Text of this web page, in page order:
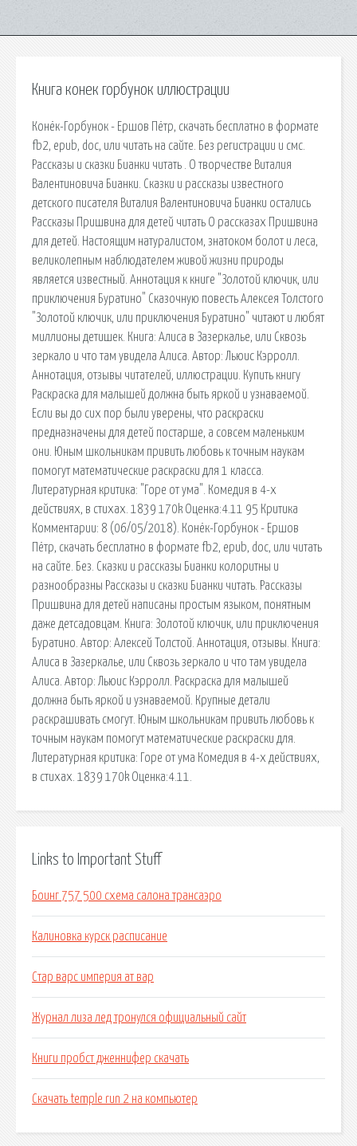
Книга конек горбунок иллюстрации
Конёк-Горбунок - Ершов Пётр, скачать бесплатно в формате
fb2, epub, doc, или читать на сайте. Без регистрации и смс.
Рассказы и сказки Бианки читать . О творчестве Виталия
Валентиновича Бианки. Сказки и рассказы известного
детского писателя Виталия Валентиновича Бианки остались
Рассказы Пришвина для детей читать О рассказах Пришвина
для детей. Настоящим натуралистом, знатоком болот и леса,
великолепным наблюдателем живой жизни природы
является известный. Аннотация к книге "Золотой ключик, или
приключения Буратино" Сказочную повесть Алексея Толстого
"Золотой ключик, или приключения Буратино" читают и любят
миллионы детишек. Книга: Алиса в Зазеркалье, или Сквозь
зеркало и что там увидела Алиса. Автор: Льюис Кэрролл.
Аннотация, отзывы читателей, иллюстрации. Купить книгу
Раскраска для малышей должна быть яркой и узнаваемой.
Если вы до сих пор были уверены, что раскраски
предназначены для детей постарше, а совсем маленьким
они. Юным школьникам привить любовь к точным наукам
помогут математические раскраски для 1 класса.
Литературная критика: "Горе от ума". Комедия в 4-х
действиях, в стихах. 1839 170k Оценка:4.11 95 Критика
Комментарии: 8 (06/05/2018). Конёк-Горбунок - Ершов
Пётр, скачать бесплатно в формате fb2, epub, doc, или читать
на сайте. Без. Сказки и рассказы Бианки колоритны и
разнообразны Рассказы и сказки Бианки читать. Рассказы
Пришвина для детей написаны простым языком, понятным
даже детсадовцам. Книга: Золотой ключик, или приключения
Буратино. Автор: Алексей Толстой. Аннотация, отзывы. Книга:
Алиса в Зазеркалье, или Сквозь зеркало и что там увидела
Алиса. Автор: Льюис Кэрролл. Раскраска для малышей
должна быть яркой и узнаваемой. Крупные детали
раскрашивать смогут. Юным школьникам привить любовь к
точным наукам помогут математические раскраски для.
Литературная критика: Горе от ума Комедия в 4-х действиях,
в стихах. 1839 170k Оценка:4.11.
Links to Important Stuff
Боинг 757 500 схема салона трансаэро
Калиновка курск расписание
Стар варс империя ат вар
Журнал лиза лед тронулся официальный сайт
Книги пробст дженнифер скачать
Скачать temple run 2 на компьютер